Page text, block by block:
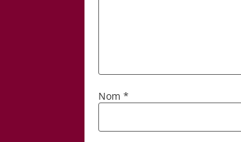
Nom *